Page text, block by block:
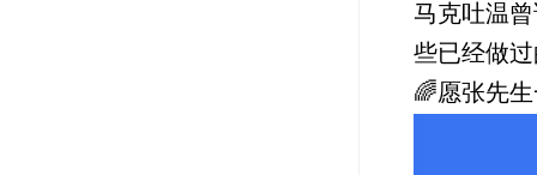
马克吐温
些已经做
🌈愿张先